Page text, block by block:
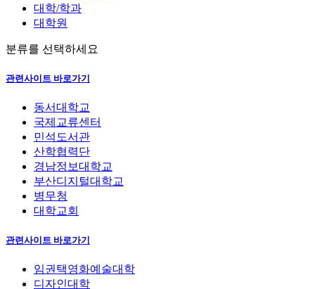
대학/학과
대학원
분류를 선택하세요
관련사이트 바로가기
동서대학교
국제교류센터
민석도서관
산학협력단
경남정보대학교
부산디지털대학교
병무청
대학교회
관련사이트 바로가기
임권택영화예술대학
디자인대학